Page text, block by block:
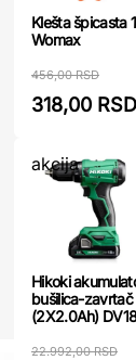
Klešta špicasta
Womax
456,00 RSD
318,00 RSD
akcija
Hikoki
bušilica-zavrtač
(2X2.0Ah)
22.992,00 RSD